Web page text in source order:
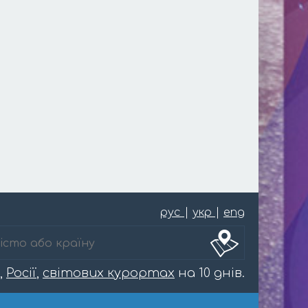
рус укр eng
, Росії, світових курортах на 10 днів.